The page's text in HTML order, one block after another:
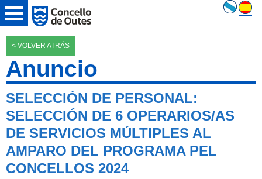
< VOLVER ATRÁS
Anuncio
SELECCIÓN DE PERSONAL:
SELECCIÓN DE 6 OPERARIOS/AS
DE SERVICIOS MÚLTIPLES AL
AMPARO DEL PROGRAMA PEL
CONCELLOS 2024